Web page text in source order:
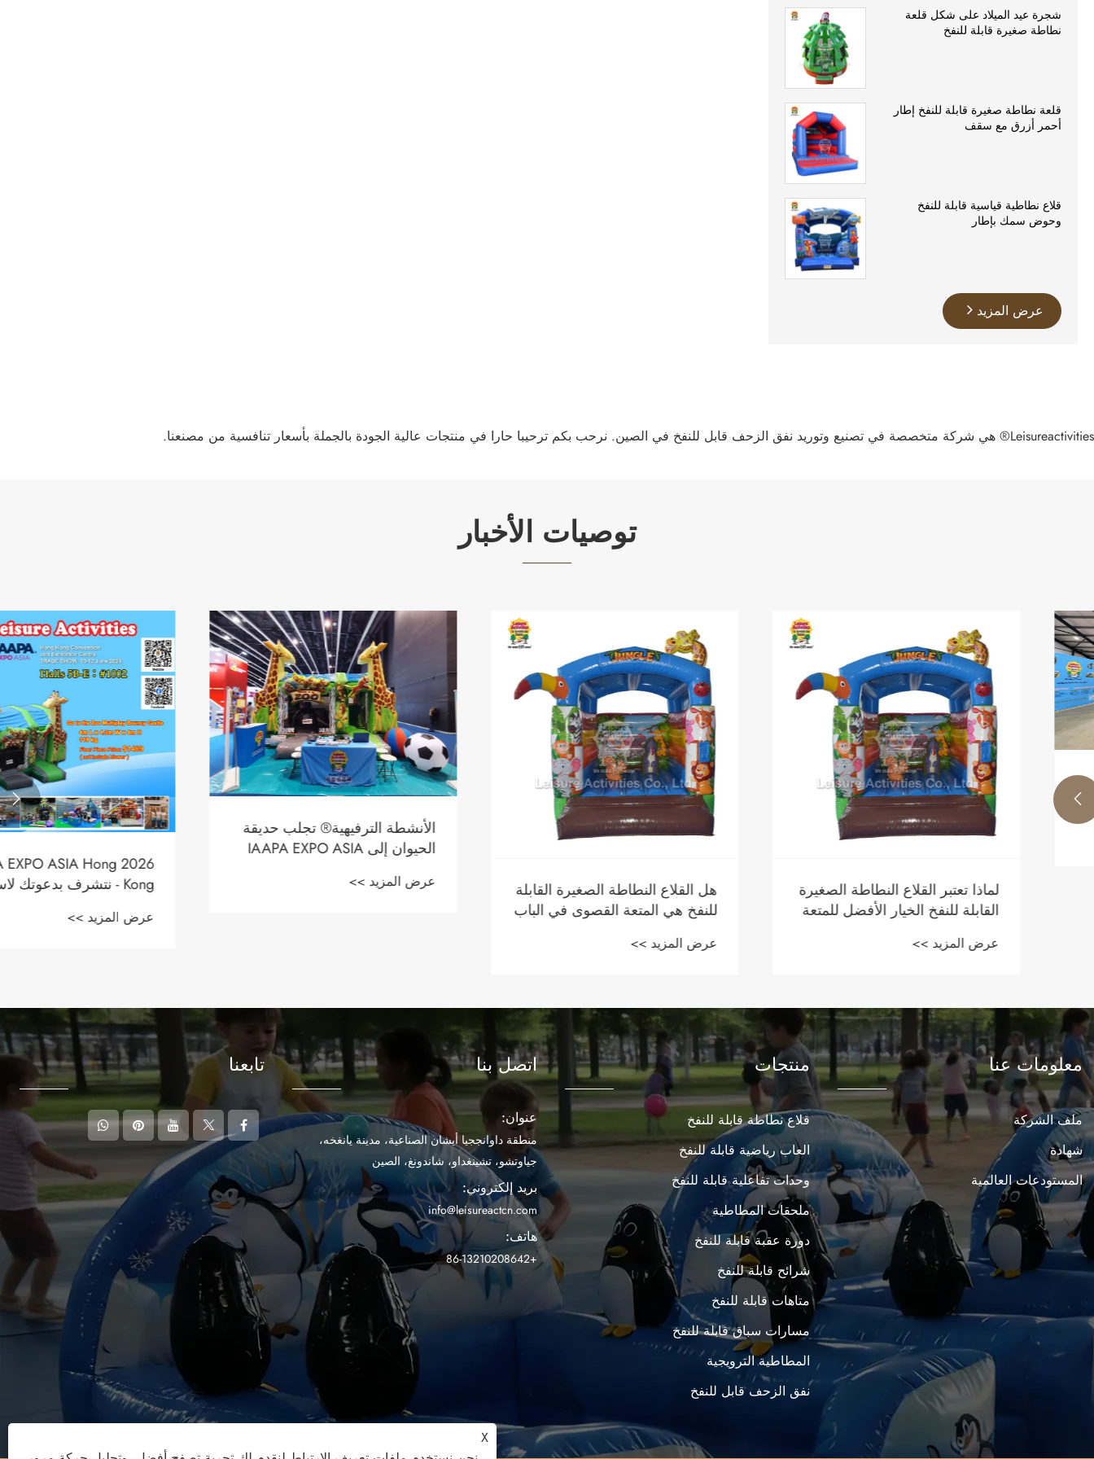
شجرة عيد الميلاد على شكل قلعة
نطاطة صغيرة قابلة للنفخ
قلعة نطاطة صغيرة قابلة للنفخ إطار
أحمر أزرق مع سقف
قلاع نطاطية قياسية قابلة للنفخ
وحوض سمك بإطار
عرض المزيد
Leisureactivities® هي شركة متخصصة في تصنيع وتوريد نفق الزحف قابل للنفخ في الصين. نرحب بكم ترحيبا حارا في منتجات عالية الجودة بالجملة بأسعار تنافسية من مصنعنا.
توصيات الأخبار
لماذا تعتبر القلاع النطاطة الصغيرة
القابلة للنفخ الخيار الأفضل للمتعة
عرض المزيد >>
هل القلاع النطاطة الصغيرة القابلة
للنفخ هي المتعة القصوى في الباب
عرض المزيد >>
الأنشطة الترفيهية® تجلب حديقة
الحيوان إلى IAAPA EXPO ASIA
عرض المزيد >>
2026 IAAPA EXPO ASIA Hong
Kong - نتشرف بدعوتك لاستلام
عرض المزيد >>


معلومات عنا
ملف الشركة
شهادة
المستودعات العالمية
منتجات
قلاع نطاطة قابلة للنفخ
العاب رياضية قابلة للنفخ
وحدات تفاعلية قابلة للنفخ
ملحقات المطاطية
دورة عقبة قابلة للنفخ
شرائح قابلة للنفخ
متاهات قابلة للنفخ
مسارات سباق قابلة للنفخ
المطاطية الترويجية
نفق الزحف قابل للنفخ
اتصل بنا
عنوان:
منطقة داوانججيا أيشان الصناعية، مدينة يانغخه،
جياوتشو، تشينغداو، شاندونغ، الصين
بريد إلكتروني:
info@leisureactcn.com
هاتف:
+86-13210208642
تابعنا
X